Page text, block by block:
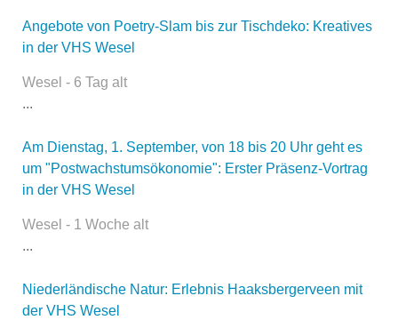
Dieser Teil dient lediglich zur
Kontaktaufnahme und ist nicht
Name*
Angebote von Poetry-Slam bis zur Tischdeko: Kreatives
in der VHS Wesel
Wesel - 6 Tag alt
...
Am Dienstag, 1. September, von 18 bis 20 Uhr geht es
um "Postwachstumsökonomie": Erster Präsenz-Vortrag
in der VHS Wesel
Wesel - 1 Woche alt
...
Niederländische Natur: Erlebnis Haaksbergerveen mit
der VHS Wesel